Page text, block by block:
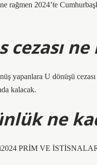
rağmen 2024’te
cezası
yapanlara U dönüşü
kalacak.
ne
PRİM VE